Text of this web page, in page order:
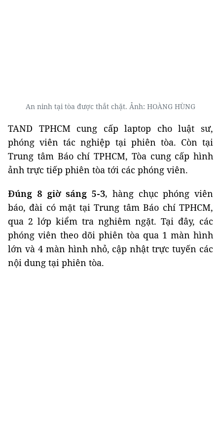
An ninh tại tòa được thắt chặt. Ảnh: HOÀNG HÙNG
TAND TPHCM cung cấp laptop cho luật sư,
phóng viên tác nghiệp tại phiên tòa. Còn tại
Trung tâm Báo chí TPHCM, Tòa cung cấp hình
ảnh trực tiếp phiên tòa tới các phóng viên.
Đúng 8 giờ sáng 5-3, hàng chục phóng viên
báo, đài có mặt tại Trung tâm Báo chí TPHCM,
qua 2 lớp kiểm tra nghiêm ngặt. Tại đây, các
phóng viên theo dõi phiên tòa qua 1 màn hình
lớn và 4 màn hình nhỏ, cập nhật trực tuyến các
nội dung tại phiên tòa.